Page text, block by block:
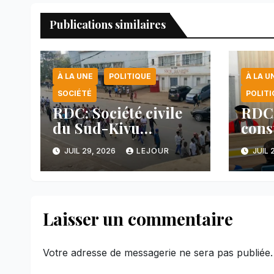
Publications similaires
À LA UNE
POLITIQUE
SOCIÉTÉ
RDC: Société civile
du Sud-Kivu
dénonce la
manipulation des
manifestations par
JUIL 29, 2026 LEJOUR
À LA
JUIL
Laisser un commentaire
Votre adresse de messagerie ne sera pas publiée.